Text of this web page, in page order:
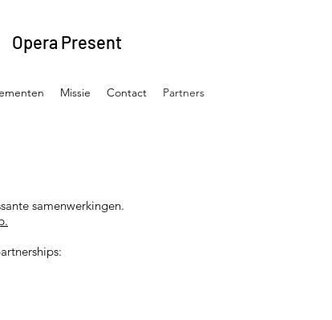
Opera Present
Missie Contact Partners
samenwerkingen.